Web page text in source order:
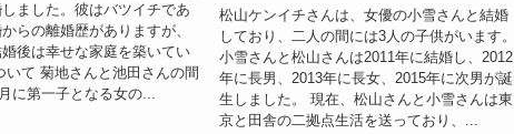
ました。彼はバツイチであ
らの離婚歴がありますが、
後は幸せな家庭を築いてい
いて 菊地さんと池田さんの間
に第一子となる女の...
松山ケンイチさんは、女優の小雪さんと結婚
しており、二人の間には3人の子供がいます。
小雪さんと松山さんは2011年に結婚し、2012
年に長男、2013年に長女、2015年に次男が誕
生しました。 現在、松山さんと小雪さんは東
京と田舎の二拠点生活を送っており、...